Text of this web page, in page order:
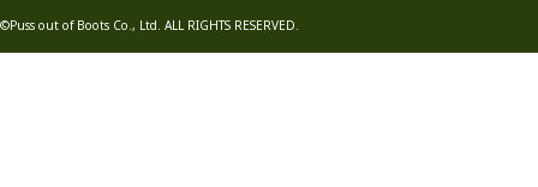
©Puss out of Boots Co., Ltd. ALL RIGHTS RESERVED.